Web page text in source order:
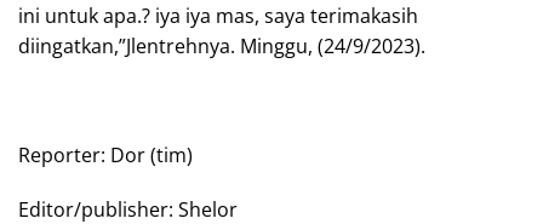
ini untuk apa.? iya iya mas, saya terimakasih
diingatkan,”Jlentrehnya. Minggu, (24/9/2023).
Reporter: Dor (tim)
Editor/publisher: Shelor